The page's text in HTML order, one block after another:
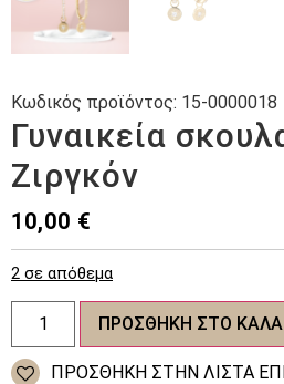
Γυναικεία
Ζιργκόν
10,00 €
2 σε απόθεμα
Γυναικεία
σκουλαρίκια
Ζιργκόν
ποσότητα
ΠΡΟΣΘΉΚΗ ΣΤΟ
ΠΡΌΣΘΉΚΗ ΣΤΗΝ ΛΊΣΤΑ
Κωδικός προϊόντος: 15-0000018